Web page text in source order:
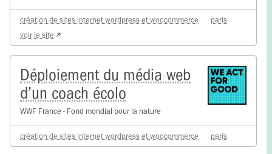
création de sites internet wordpress et woocommerce
paris
voir le site
Déploiement du média web
d’un coach écolo
WWF France - Fond mondial pour la nature
création de sites internet wordpress et woocommerce paris